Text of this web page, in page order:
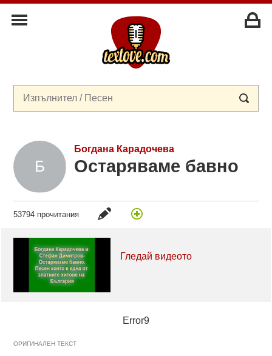
Богдана Карадочева
Остаряваме бавно
53794 прочитания
Гледай видеото
Error9
ОРИГИНАЛЕН ТЕКСТ